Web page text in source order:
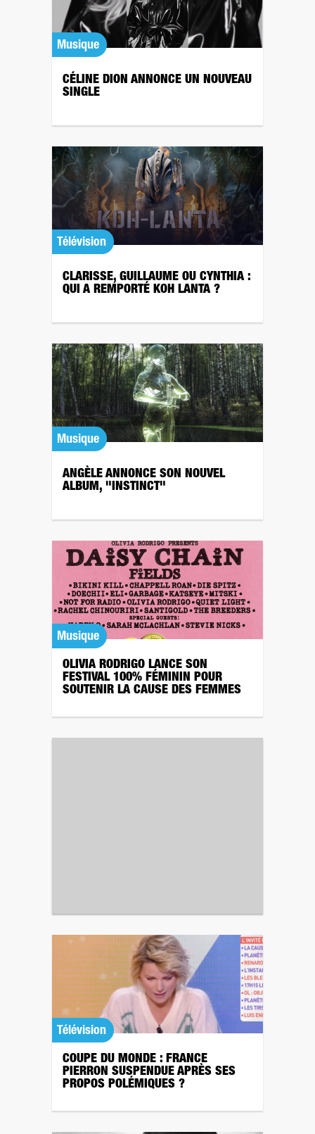
Musique
CÉLINE DION ANNONCE UN NOUVEAU
SINGLE
Télévision
CLARISSE, GUILLAUME OU CYNTHIA :
QUI A REMPORTÉ KOH LANTA ?
Musique
ANGÈLE ANNONCE SON NOUVEL
ALBUM, "INSTINCT"
Musique
OLIVIA RODRIGO LANCE SON
FESTIVAL 100% FÉMININ POUR
SOUTENIR LA CAUSE DES FEMMES
Télévision
COUPE DU MONDE : FRANCE
PIERRON SUSPENDUE APRÈS SES
PROPOS POLÉMIQUES ?